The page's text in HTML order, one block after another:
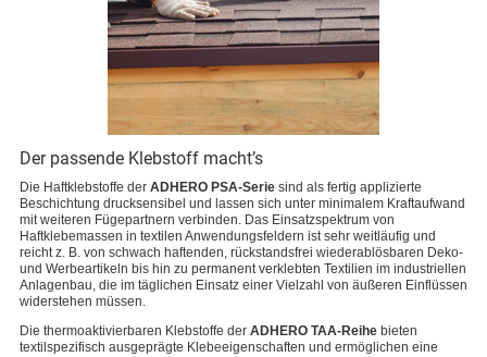
Der passende Klebstoff macht’s
Die Haftklebstoffe der ADHERO PSA-Serie sind als fertig applizierte
Beschichtung drucksensibel und lassen sich unter minimalem Kraftaufwand
mit weiteren Fügepartnern verbinden. Das Einsatzspektrum von
Haftklebemassen in textilen Anwendungsfeldern ist sehr weitläufig und
reicht z. B. von schwach haftenden, rückstandsfrei wiederablösbaren Deko-
und Werbeartikeln bis hin zu permanent verklebten Textilien im industriellen
Anlagenbau, die im täglichen Einsatz einer Vielzahl von äußeren Einflüssen
widerstehen müssen.
Die thermoaktivierbaren Klebstoffe der ADHERO TAA-Reihe bieten
textilspezifisch ausgeprägte Klebeeigenschaften und ermöglichen eine